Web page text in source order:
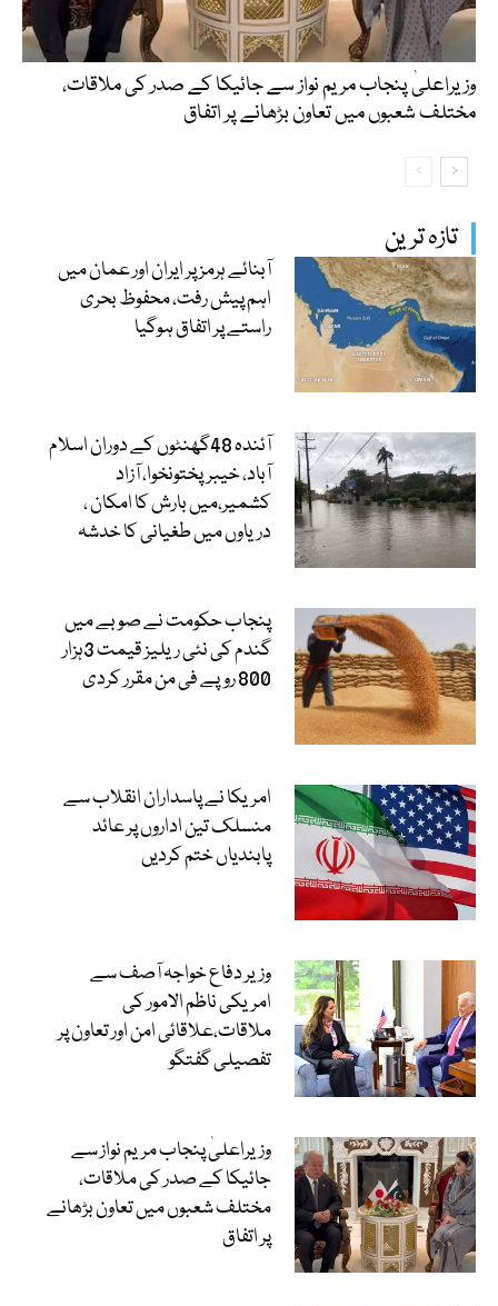
تازہ ترین
آبنائے ہرمز پر ایران اور عمان میں
اہم پیش رفت، محفوظ بحری
راستے پر اتفاق ہوگیا
آئندہ 48گھنٹوں کے دوران اسلام
آباد، خیبرپختونخوا، آزاد
کشمیر،میں بارش کا امکان ،
دریاوں میں طغیانی کا خدشہ
پنجاب حکومت نے صوبے میں
گندم کی نئی ریلیز قیمت 3ہزار
800 روپے فی من مقرر کردی
امریکا نے پاسداران انقلاب سے
منسلک تین اداروں پر عائد
پابندیاں ختم کردیں
وزیر دفاع خواجہ آصف سے
امریکی ناظم الامور کی
ملاقات،علاقائی امن اور تعاون پر
تفصیلی گفتگو
وزیراعلیٰ پنجاب مریم نواز سے
جائیکا کے صدر کی ملاقات،
مختلف شعبوں میں تعاون بڑھانے
پر اتفاق
وزیراعلیٰ پنجاب مریم نواز سے جائیکا کے صدر کی ملاقات،
مختلف شعبوں میں تعاون بڑھانے پر اتفاق